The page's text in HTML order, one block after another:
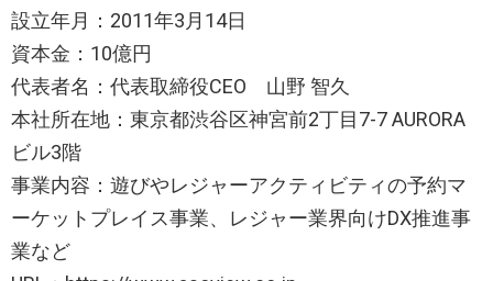
設立年月：2011年3月14日
資本金：10億円
代表者名：代表取締役CEO 山野 智久
本社所在地：東京都渋谷区神宮前2丁目7-7 AURORA
ビル3階
事業内容：遊びやレジャーアクティビティの予約マ
ーケットプレイス事業、レジャー業界向けDX推進事
業など